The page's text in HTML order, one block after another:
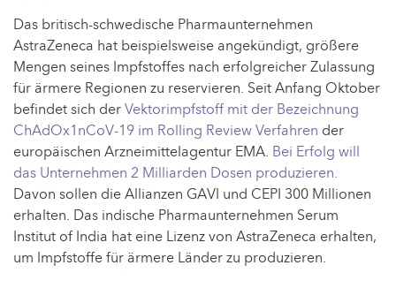
Das britisch-schwedische Pharmaunternehmen
AstraZeneca hat beispielsweise angekündigt, größere
Mengen seines Impfstoffes nach erfolgreicher Zulassung
für ärmere Regionen zu reservieren. Seit Anfang Oktober
befindet sich derVektorimpfstoff mit der Bezeichnung
ChAdOx1nCoV-19 im Rolling Review Verfahren der
europäischen Arzneimittelagentur EMA. Bei Erfolg will
das Unternehmen 2 Milliarden Dosen produzieren.
Davon sollen die Allianzen GAVI und CEPI 300 Millionen
erhalten. Das indische Pharmaunternehmen Serum
Institut of India hat eine Lizenz von AstraZeneca erhalten,
um Impfstoffe für ärmere Länder zu produzieren.